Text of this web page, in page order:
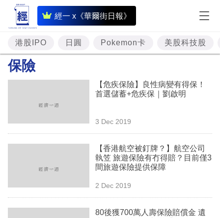
經一 x《華爾街日報》
即
時
財
經
資
樓
港股IPO 日圓 Pokemon卡 美股科技股
保險
【危疾保險】良性病變有得保！
首選儲蓄+危疾保｜劉啟明
3 Dec 2019
【香港航空被釘牌？】航空公司
執笠 旅遊保險有冇得賠？目前僅3
間旅遊保險提供保障
2 Dec 2019
80後獲700萬人壽保險賠償金 遺